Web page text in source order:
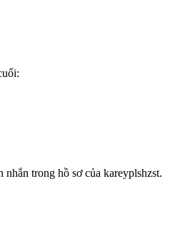
trong hồ sơ của kareyplshzst.